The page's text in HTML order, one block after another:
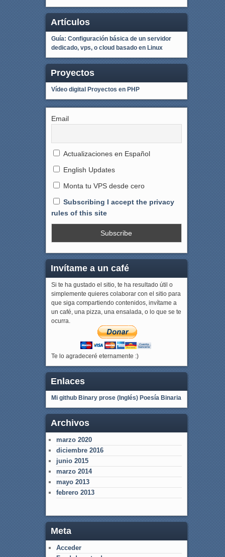
Artículos
Guía: Configuración básica de un servidor
dedicado, vps, o cloud basado en Linux
Proyectos
Vídeo digital Proyectos en PHP
Email
Actualizaciones en Español
English Updates
Monta tu VPS desde cero
Subscribing I accept the privacy
rules of this site
Invítame a un café
Si te ha gustado el sitio, te ha resultado útil o
simplemente quieres colaborar con el sitio para
que siga compartiendo contenidos, invítame a
un café, una pizza, una ensalada, o lo que se te
ocurra.
Te lo agradeceré eternamente :)
Enlaces
Mi github Binary prose (Inglés) Poesía Binaria
Archivos
marzo 2020
diciembre 2016
junio 2015
marzo 2014
mayo 2013
febrero 2013
Meta
Acceder